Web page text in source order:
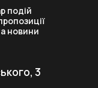
подій
новини
3